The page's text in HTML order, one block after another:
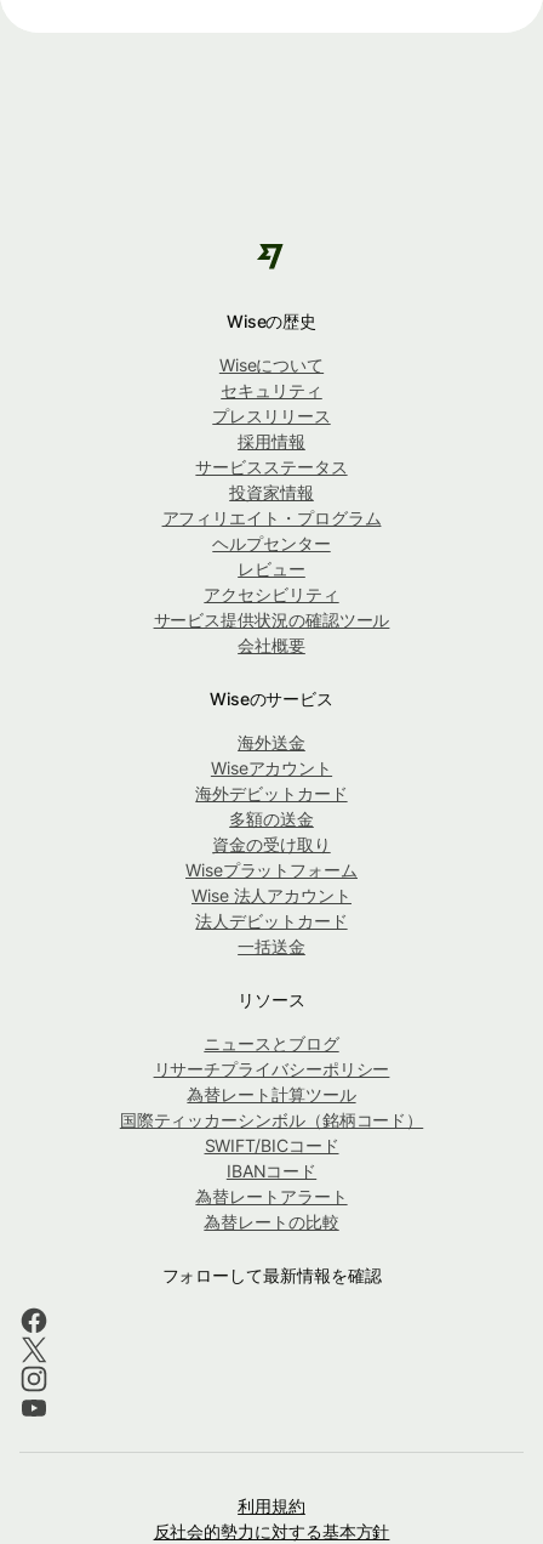
Wiseの歴史
Wiseについて
セキュリティ
プレスリリース
採用情報
サービスステータス
投資家情報
アフィリエイト・プログラム
ヘルプセンター
レビュー
アクセシビリティ
サービス提供状況の確認ツール
会社概要
Wiseのサービス
海外送金
Wiseアカウント
海外デビットカード
多額の送金
資金の受け取り
Wiseプラットフォーム
Wise 法人アカウント
法人デビットカード
一括送金
リソース
ニュースとブログ
リサーチプライバシーポリシー
為替レート計算ツール
国際ティッカーシンボル（銘柄コード）
SWIFT/BICコード
IBANコード
為替レートアラート
為替レートの比較
フォローして最新情報を確認
利用規約
反社会的勢力に対する基本方針